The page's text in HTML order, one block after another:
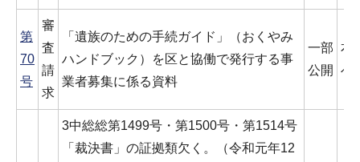
第
70
号
審
査
請
求
「遺族のための手続ガイド」（おくやみ
ハンドブック）を区と協働で発行する事
業者募集に係る資料
一部
公開
本
べ
3中総総第1499号・第1500号・第1514号
「裁決書」の証拠類欠く。（令和元年12